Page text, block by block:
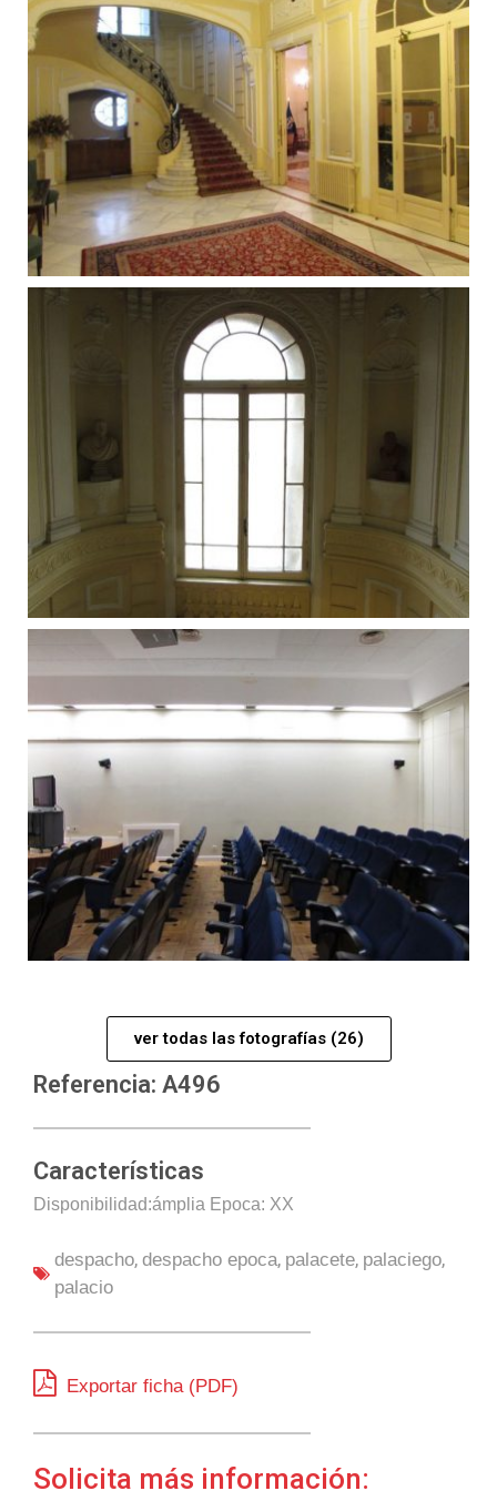
ver todas las fotografías (26)
Referencia: A496
Características
Disponibilidad:ámplia Epoca: XX
despacho, despacho epoca, palacete, palaciego,
palacio
Exportar ficha (PDF)
Solicita más información: